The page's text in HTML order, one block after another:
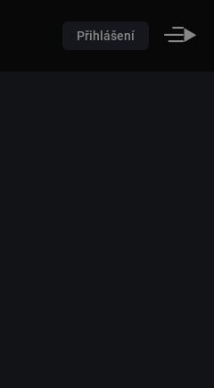
Přihlášení